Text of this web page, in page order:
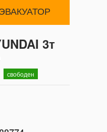
3т
свободен